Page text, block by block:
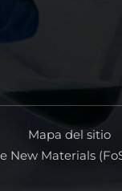
Mapa del sitio
New Materials